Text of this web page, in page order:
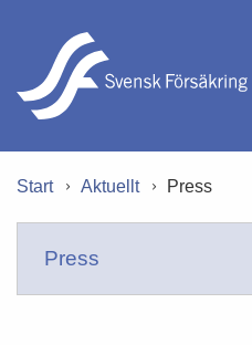
Start Aktuellt Press
Press